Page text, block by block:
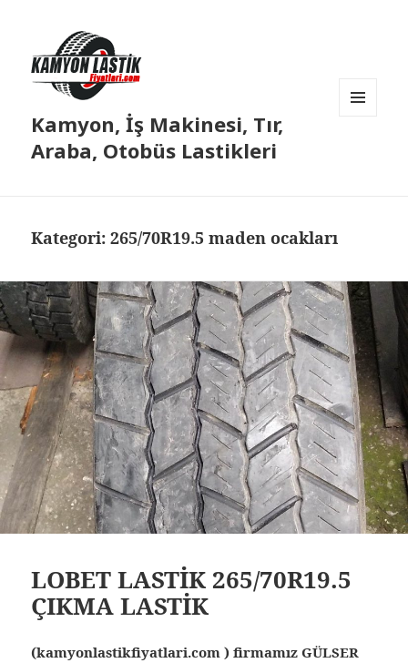
Kamyon, İş Makinesi, Tır,
Araba, Otobüs Lastikleri
Kategori:265/70R19.5 maden ocakları
LOBET LASTİK 265/70R19.5
ÇIKMA LASTİK
(kamyonlastikfiyatlari.com ) firmamız GÜLSER